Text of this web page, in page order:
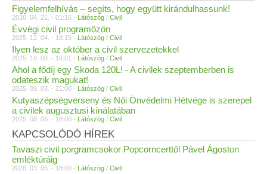
Figyelemfelhívás – segíts, hogy együtt kirándulhassunk!
2026. 04. 21. - 01:16 - Látószög / Civil
Évvégi civil programözön
2025. 12. 04. - 18:15 - Látószög / Civil
Ilyen lesz az október a civil szervezetekkel
2025. 10. 08. - 16:01 - Látószög / Civil
Ahol a fődíj egy Skoda 120L! - A civilek szeptemberben is
odateszik magukat!
2025. 09. 03. - 21:00 - Látószög / Civil
Kutyaszépségverseny és Női Önvédelmi Hétvége is szerepel
a civilek augusztusi kínálatában
2025. 08. 06. - 18:00 - Látószög / Civil
KAPCSOLÓDÓ HÍREK
Tavaszi civil porgramcsokor Popcorncerttől Pável Ágoston
emléktúráig
2026. 03. 05. - 18:00 - Látószög / Civil